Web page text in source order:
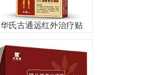
华氏古通远红外治疗贴